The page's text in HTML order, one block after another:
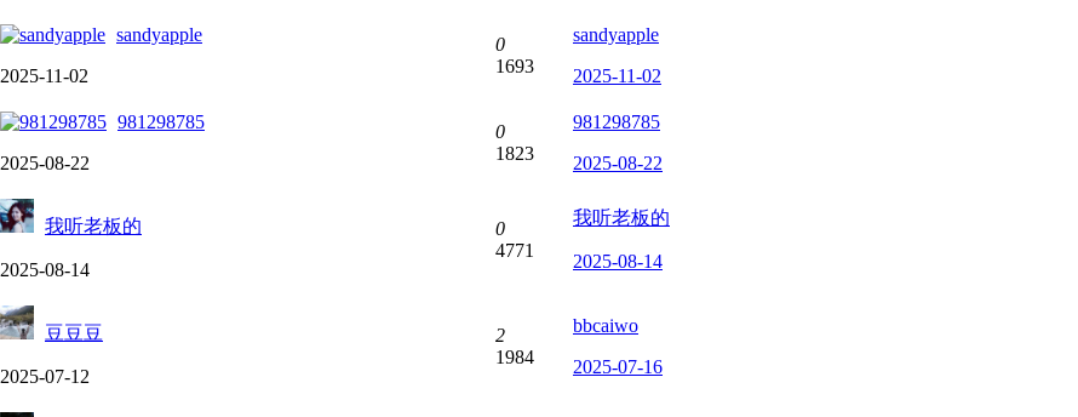
sandyapple
2025-11-02
0
1693
sandyapple
2025-11-02
981298785
2025-08-22
0
1823
981298785
2025-08-22
我听老板的
2025-08-14
0
4771
我听老板的
2025-08-14
豆豆豆
2025-07-12
2
1984
bbcaiwo
2025-07-16